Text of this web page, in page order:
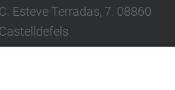
C. Esteve Terradas, 7. 08860
Castelldefels